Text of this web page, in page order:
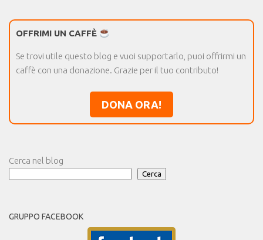
OFFRIMI UN CAFFÈ
Se trovi utile questo blog e vuoi supportarlo, puoi offrirmi un
caffè con una donazione. Grazie per il tuo contributo!
DONA ORA!
Cerca nel blog
Cerca
GRUPPO FACEBOOK